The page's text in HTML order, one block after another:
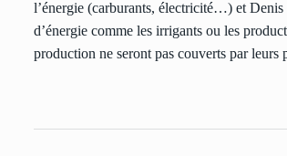
l’énergie (carburants, électricité…) et
d’énergie comme les irrigants ou les
production ne seront pas couverts par